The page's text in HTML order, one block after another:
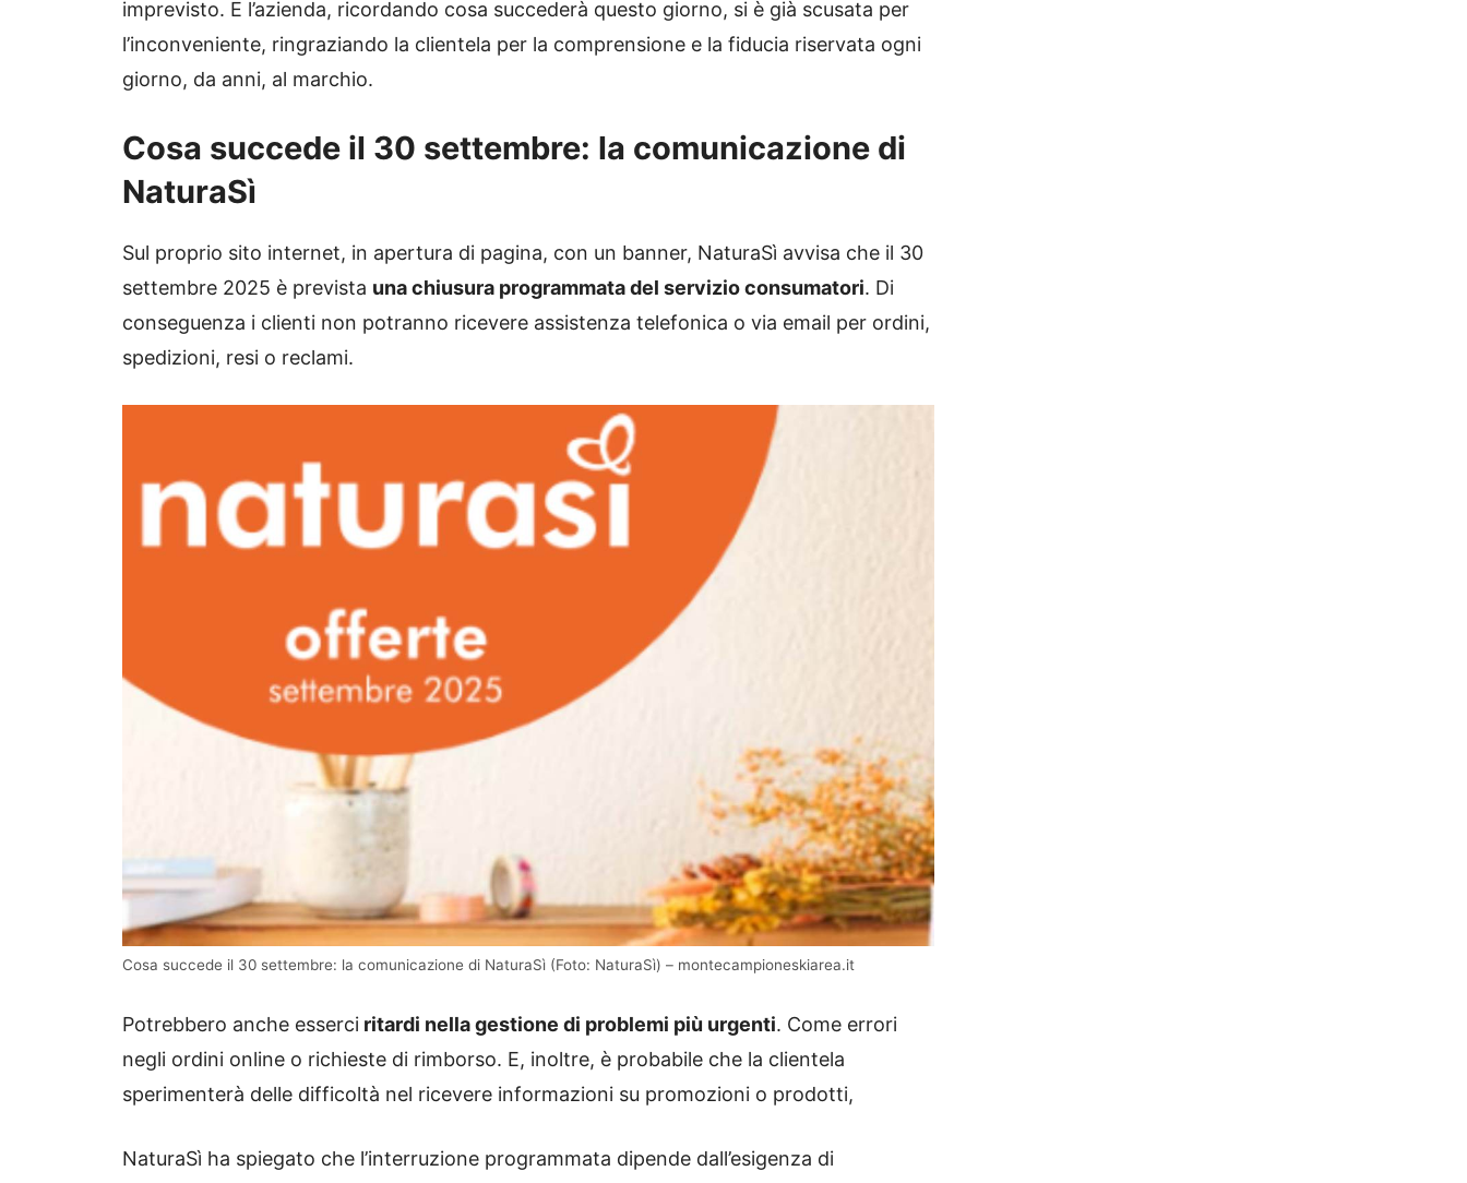
imprevisto. E l’azienda, ricordando cosa succederà questo giorno, si è già scusata per
l’inconveniente, ringraziando la clientela per la comprensione e la fiducia riservata ogni
giorno, da anni, al marchio.
Cosa succede il 30 settembre: la comunicazione di
NaturaSì
Sul proprio sito internet, in apertura di pagina, con un banner, NaturaSì avvisa che il 30
settembre 2025 è prevista una chiusura programmata del servizio consumatori. Di
conseguenza i clienti non potranno ricevere assistenza telefonica o via email per ordini,
spedizioni, resi o reclami.
Cosa succede il 30 settembre: la comunicazione di NaturaSì (Foto: NaturaSì) – montecampioneskiarea.it
Potrebbero anche esserci ritardi nella gestione di problemi più urgenti. Come errori
negli ordini online o richieste di rimborso. E, inoltre, è probabile che la clientela
sperimenterà delle difficoltà nel ricevere informazioni su promozioni o prodotti,
NaturaSì ha spiegato che l’interruzione programmata dipende dall’esigenza di